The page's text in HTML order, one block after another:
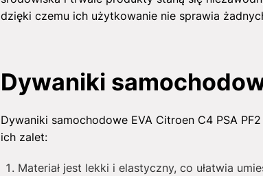
dzięki czemu ich użytkowanie nie sprawia
Dywaniki
Dywaniki samochodowe EVA Citroen C4 PSA
ich zalet:
Materiał jest lekki i elastyczny, co ułatwia